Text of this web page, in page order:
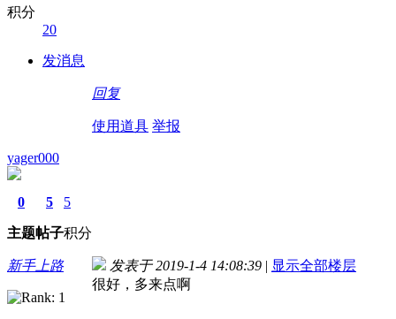
积分
20
发消息
回复
使用道具 举报
yager000
0
主题
5
帖子
5
积分
新手上路 发表于 2019-1-4 14:08:39 | 显示全部楼层
很好，多来点啊